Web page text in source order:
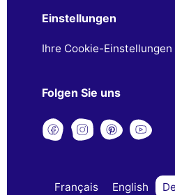
Einstellungen
Ihre Cookie-Einstellungen
Folgen Sie uns
Français English